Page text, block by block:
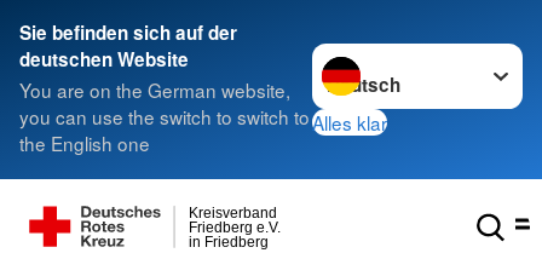
Sie befinden sich auf der
deutschen Website
You are on the German website,
you can use the switch to switch to
the English one
Sprache wechseln zu
Alles klar
in Friedberg
Friedberg e.V.
Kreisverband